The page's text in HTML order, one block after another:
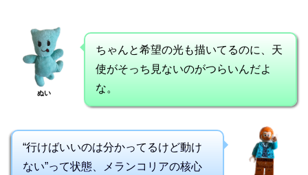
ぬい
ちゃんと希望の光も描いてるのに、天
使がそっち見ないのがつらいんだよ
な。
“行けばいいのは分かってるけど動け
ない”って状態、メランコリアの核心